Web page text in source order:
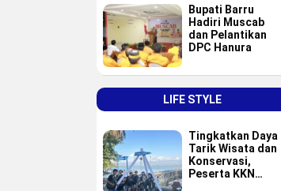
Bupati Barru
Hadiri Muscab
dan Pelantikan
DPC Hanura
LIFE STYLE
Tingkatkan Daya
Tarik Wisata dan
Konservasi,
Peserta KKN